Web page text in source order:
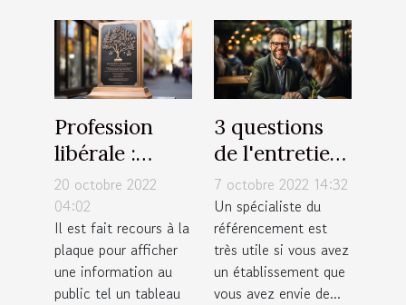
Profession
libérale :
Afficher une
plaque
expressive!
20 octobre 2022
04:02
Il est fait recours à la
plaque pour afficher
une information au
public tel un tableau
3 questions
de l'entretien
d'embauche
d'un
spécialiste
SEO
7 octobre 2022 14:32
Un spécialiste du
référencement est
très utile si vous avez
un établissement que
vous avez envie de...